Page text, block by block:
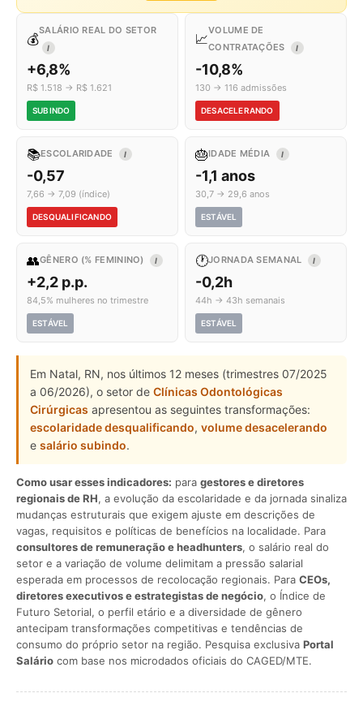
💰
SALÁRIO REAL DO SETOR
I
+6,8%
R$ 1.518 → R$ 1.621
SUBINDO
📈
VOLUME DE
CONTRATAÇÕES
I
-10,8%
130 → 116 admissões
DESACELERANDO
📚ESCOLARIDADE I
-0,57
7,66 → 7,09 (índice)
DESQUALIFICANDO
🎂IDADE MÉDIA I
-1,1 anos
30,7 → 29,6 anos
ESTÁVEL
👥GÊNERO (% FEMININO) I
+2,2 p.p.
84,5% mulheres no trimestre
ESTÁVEL
🕐JORNADA SEMANAL I
-0,2h
44h → 43h semanais
ESTÁVEL
Em Natal, RN, nos últimos 12 meses (trimestres 07/2025
a 06/2026), o setor de Clínicas Odontológicas
Cirúrgicas apresentou as seguintes transformações:
escolaridade desqualificando, volume desacelerando
e salário subindo.
Como usar esses indicadores: para gestores e diretores
regionais de RH, a evolução da escolaridade e da jornada sinaliza
mudanças estruturais que exigem ajuste em descrições de
vagas, requisitos e políticas de benefícios na localidade. Para
consultores de remuneração e headhunters, o salário real do
setor e a variação de volume delimitam a pressão salarial
esperada em processos de recolocação regionais. Para CEOs,
diretores executivos e estrategistas de negócio, o Índice de
Futuro Setorial, o perfil etário e a diversidade de gênero
antecipam transformações competitivas e tendências de
consumo do próprio setor na região. Pesquisa exclusiva Portal
Salário com base nos microdados oficiais do CAGED/MTE.